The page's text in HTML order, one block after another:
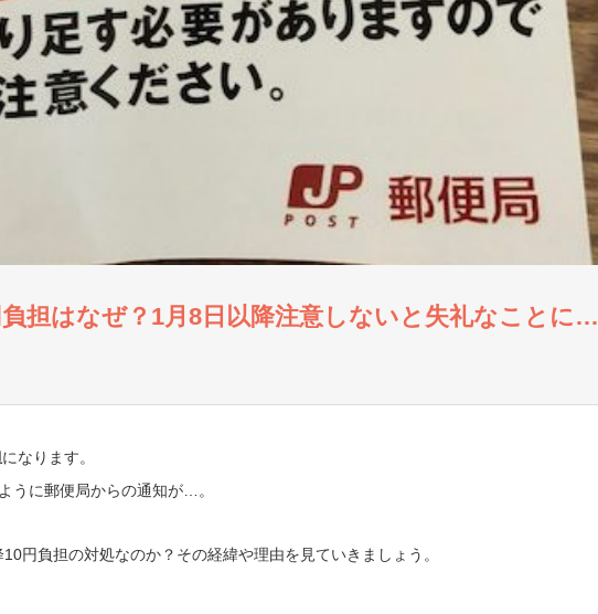
担はなぜ？1月8日以降注意しないと失礼なことに…
になります。
うに郵便局からの通知が…。
円負担の対処なのか？その経緯や理由を見ていきましょう。